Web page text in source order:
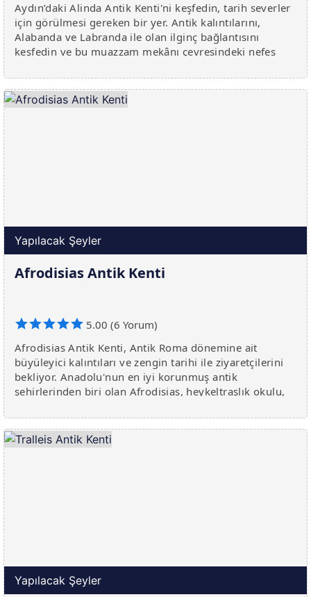
Aydın’daki Alinda Antik Kenti'ni keşfedin, tarih severler
için görülmesi gereken bir yer. Antik kalıntılarını,
Alabanda ve Labranda ile olan ilginç bağlantısını
keşfedin ve bu muazzam mekânı çevresindeki nefes
Yapılacak Şeyler
Afrodisias Antik Kenti
5.00 (6 Yorum)
Afrodisias Antik Kenti, Antik Roma dönemine ait
büyüleyici kalıntıları ve zengin tarihi ile ziyaretçilerini
bekliyor. Anadolu'nun en iyi korunmuş antik
şehirlerinden biri olan Afrodisias, heykeltraşlık okulu,
Yapılacak Şeyler